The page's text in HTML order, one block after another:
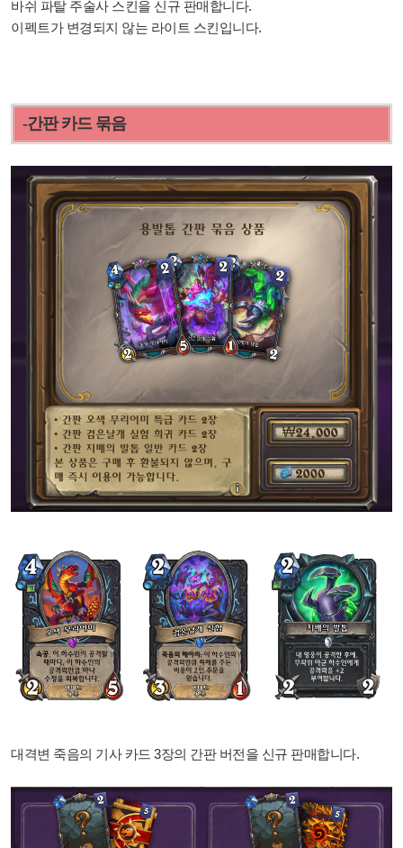
바쉬 파탈 주술사 스킨을 신규 판매합니다.
이펙트가 변경되지 않는 라이트 스킨입니다.
-간판 카드 묶음
대격변 죽음의 기사 카드 3장의 간판 버전을 신규 판매합니다.